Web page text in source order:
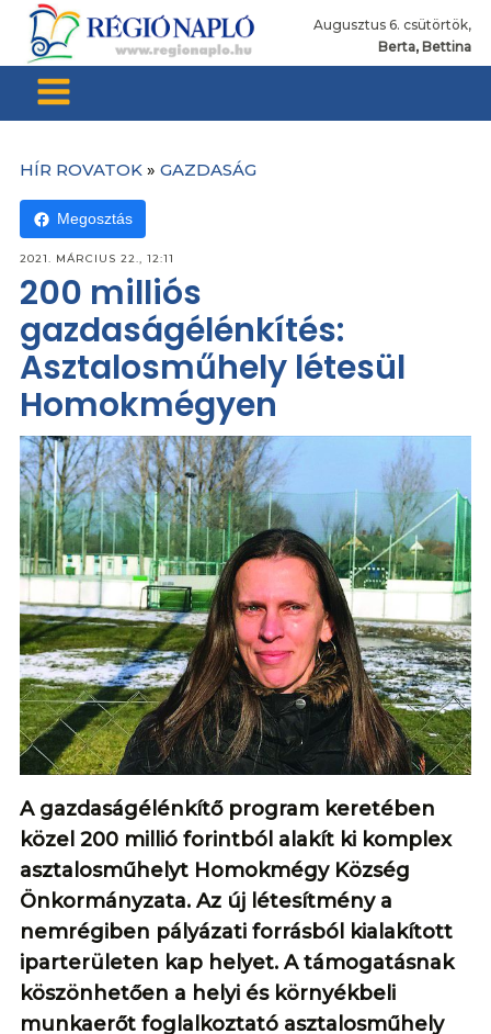
Augusztus 6. csütörtök,
Berta, Bettina
HÍR ROVATOK » GAZDASÁG
Megosztás
2021. MÁRCIUS 22., 12:11
200 milliós
gazdaságélénkítés:
Asztalosműhely létesül
Homokmégyen
A gazdaságélénkítő program keretében
közel 200 millió forintból alakít ki komplex
asztalosműhelyt Homokmégy Község
Önkormányzata. Az új létesítmény a
nemrégiben pályázati forrásból kialakított
iparterületen kap helyet. A támogatásnak
köszönhetően a helyi és környékbeli
munkaerőt foglalkoztató asztalosműhely